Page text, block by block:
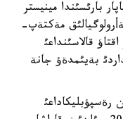
ساپار بارئسئندا مينيستر
مةكتةپ-
قالاسئنداعئ
بةيئمدةؤ جانة
رةسپؤبليكاداعئ